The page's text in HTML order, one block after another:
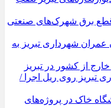
قطع برق شهرک‌های صنعتی
عمران شهرداری تبریز به
از کشور در تبریز
تبریز روی ریل اجرا /
خاک در پروژه‌های